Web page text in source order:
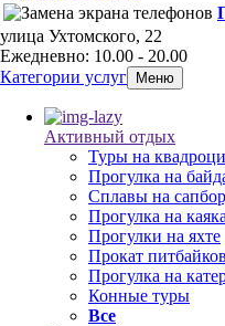
улица Ухтомского, 22
Ежедневно: 10.00 - 20.00
Категории услуг
Меню
Активный отдых
Туры на
Прогулка на
Сплавы на
Прогулка на
Прогулки на яхте
Прокат питбайков
Прогулка на
Конные туры
Все